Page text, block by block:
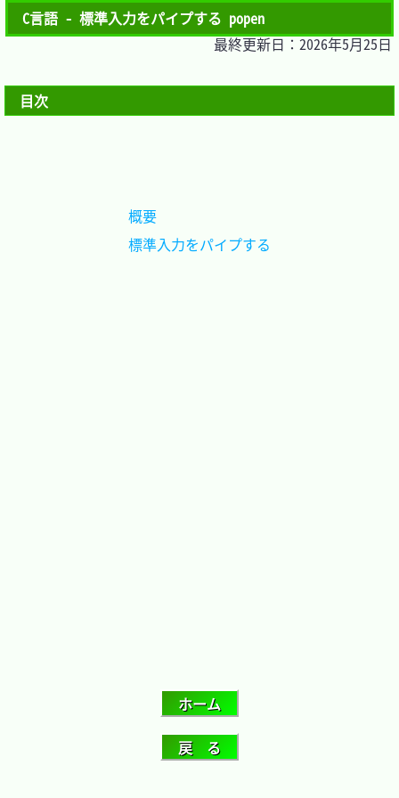
C言語 - 標準入力をパイプする popen
最終更新日：2026年5月25日
目次
標準入力をパイプする